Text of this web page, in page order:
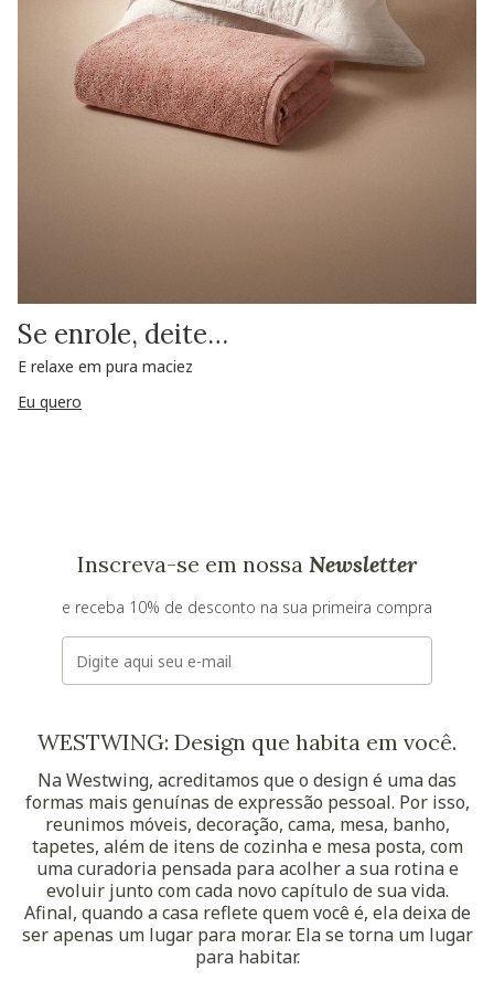
Se enrole, deite…
E relaxe em pura maciez
Eu quero
Inscreva-se em nossa Newsletter
e receba 10% de desconto na sua primeira compra
E-mail
WESTWING: Design que habita em você.
Na Westwing, acreditamos que o design é uma das
formas mais genuínas de expressão pessoal. Por isso,
reunimos móveis, decoração, cama, mesa, banho,
tapetes, além de itens de cozinha e mesa posta, com
uma curadoria pensada para acolher a sua rotina e
evoluir junto com cada novo capítulo de sua vida.
Afinal, quando a casa reflete quem você é, ela deixa de
ser apenas um lugar para morar. Ela se torna um lugar
para habitar.